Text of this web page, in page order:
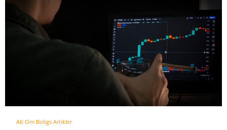
Alt Om Boligs Artikler